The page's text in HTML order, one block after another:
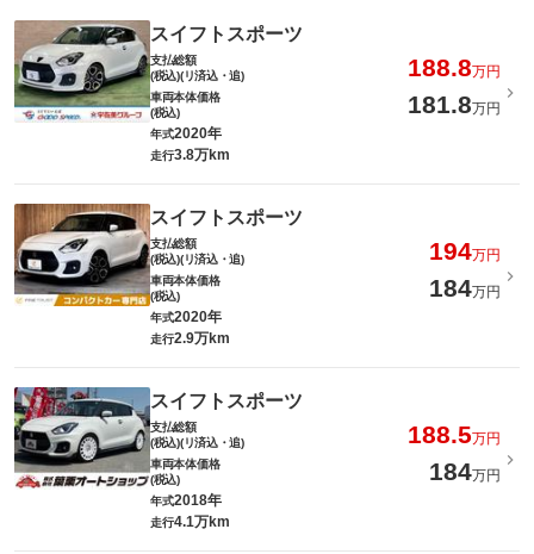
スイフトスポーツ
支払総額
(税込)(リ済込・追)
188.8万円
車両本体価格
(税込)
181.8万円
年式2020年
走行3.8万km
スイフトスポーツ
支払総額
(税込)(リ済込・追)
194万円
車両本体価格
(税込)
184万円
年式2020年
走行2.9万km
スイフトスポーツ
支払総額
(税込)(リ済込・追)
188.5万円
車両本体価格
(税込)
184万円
年式2018年
走行4.1万km